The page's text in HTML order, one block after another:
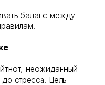
баланс между
неожиданный
стресса. Цель —